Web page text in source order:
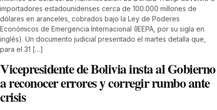
importadores estadounidenses cerca de 100.000 millones de
dólares en aranceles, cobrados bajo la Ley de Poderes
Económicos de Emergencia Internacional (IEEPA, por su sigla en
inglés). Un documento judicial presentado el martes detalla que,
para el 31 […]
Vicepresidente de Bolivia insta al Gobierno
a reconocer errores y corregir rumbo ante
crisis